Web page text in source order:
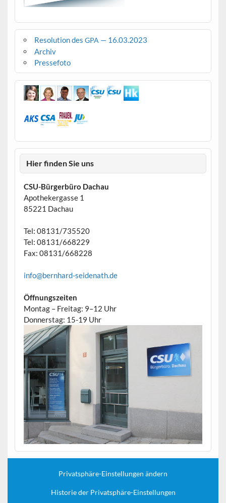
Resolution des GPA — 16.03.2023
Archiv
Pressefoto
Hier finden Sie uns
CSU-Bürgerbüro Dachau
Apothekergasse 1
85221 Dachau
Tel: 08131/735520
Tel: 08131/668229
Fax: 08131/668228
info@bernhard-seidenath.de
Öffnungszeiten
Montag – Freitag: 9–12 Uhr
Donnerstag: 15-19 Uhr
Privatsphäre-Einstellungen ändern
Historie der Privatsphäre-Einstellungen